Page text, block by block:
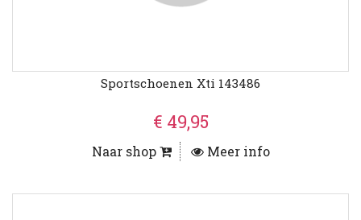
Sportschoenen Xti 143486
€ 49,95
Naar shop Meer info